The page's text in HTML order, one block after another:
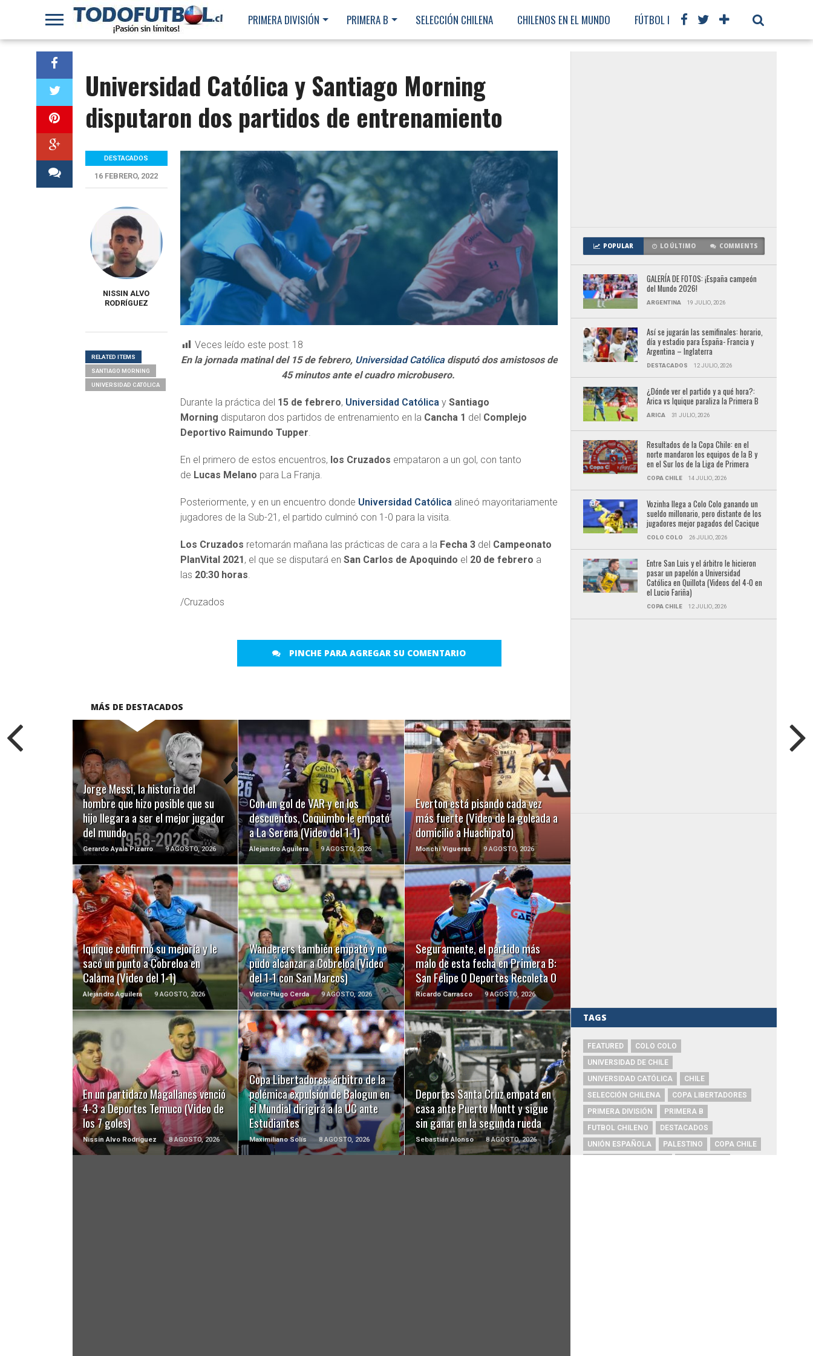
PRIMERA DIVISIÓN PRIMERA B SELECCIÓN CHILENA CHILENOS EN EL MUNDO FÚTBOL INTERNACIONAL
Universidad Católica y Santiago Morning
disputaron dos partidos de entrenamiento
Veces leído este post: 18
En la jornada matinal del 15 de febrero, Universidad Católicadisputó dos amistosos de
45 minutos ante el cuadro microbusero.
Durante la práctica del 15 de febrero, Universidad Católica ySantiago
Morning disputaron dos partidos de entrenamiento en la Cancha 1 del Complejo
Deportivo Raimundo Tupper.
En el primero de estos encuentros, los Cruzados empataron a un gol, con tanto
de Lucas Melano para La Franja.
Posteriormente, y en un encuentro donde Universidad Católica alineó mayoritariamente
jugadores de la Sub-21, el partido culminó con 1-0 para la visita.
Los Cruzados retomarán mañana las prácticas de cara a la Fecha 3 del Campeonato
PlanVital 2021 , el que se disputará enSan Carlos de Apoquindo el 20 de febrero a
las 20:30 horas.
/Cruzados
PINCHE PARA AGREGAR SU COMENTARIO
DESTACADOS
16 FEBRERO, 2022
NISSIN ALVO
RODRÍGUEZ
RELATED ITEMS
SANTIAGO MORNING
UNIVERSIDAD CATÓLICA
MÁS DE DESTACADOS
Jorge Messi, la historia del
hombre que hizo posible que su
hijo llegara a ser el mejor jugador
del mundo
Gerardo Ayala Pizarro 9 AGOSTO, 2026
LEER MÁS
Con un gol de VAR y en los
descuentos, Coquimbo le empató
a La Serena (Video del 1-1)
Alejandro Aguilera 9 AGOSTO, 2026
LEER MÁS
Everton está pisando cada vez
más fuerte (Video de la goleada a
domicilio a Huachipato)
Monchi Vigueras 9 AGOSTO, 2026
LEER MÁS
Iquique confirmó su mejoría y le
sacó un punto a Cobreloa en
Calama (Video del 1-1)
Alejandro Aguilera 9 AGOSTO, 2026
LEER MÁS
Wanderers también empató y no
pudo alcanzar a Cobreloa (Video
del 1-1 con San Marcos)
Victor Hugo Cerda 9 AGOSTO, 2026
LEER MÁS
Seguramente, el partido más
malo de esta fecha en Primera B:
San Felipe 0 Deportes Recoleta 0
Ricardo Carrasco 9 AGOSTO, 2026
LEER MÁS
En un partidazo Magallanes venció
4-3 a Deportes Temuco (Video de
los 7 goles)
Nissin Alvo Rodríguez 8 AGOSTO, 2026
LEER MÁS
Copa Libertadores: árbitro de la
polémica expulsión de Balogun en
el Mundial dirigirá a la UC ante
Estudiantes
Maximiliano Solís 8 AGOSTO, 2026
LEER MÁS
Deportes Santa Cruz empata en
casa ante Puerto Montt y sigue
sin ganar en la segunda rueda
Sebastián Alonso 8 AGOSTO, 2026
LEER MÁS
POPULAR LO ÚLTIMO COMMENTS
GALERÍA DE FOTOS: ¡España campeón
del Mundo 2026!
ARGENTINA 19 JULIO, 2026
Así se jugarán las semifinales: horario,
día y estadio para España- Francia y
Argentina – Inglaterra
DESTACADOS 12 JULIO, 2026
¿Dónde ver el partido y a qué hora?:
Arica vs Iquique paraliza la Primera B
ARICA 31 JULIO, 2026
Resultados de la Copa Chile: en el
norte mandaron los equipos de la B y
en el Sur los de la Liga de Primera
COPA CHILE 14 JULIO, 2026
Vozinha llega a Colo Colo ganando un
sueldo millonario, pero distante de los
jugadores mejor pagados del Cacique
COLO COLO 26 JULIO, 2026
Entre San Luis y el árbitro le hicieron
pasar un papelón a Universidad
Católica en Quillota (Videos del 4-0 en
el Lucio Fariña)
COPA CHILE 12 JULIO, 2026
TAGS
FEATURED
COLO COLO
UNIVERSIDAD DE CHILE
UNIVERSIDAD CATÓLICA
CHILE
SELECCIÓN CHILENA
COPA LIBERTADORES
PRIMERA DIVISIÓN
PRIMERA B
FUTBOL CHILENO
DESTACADOS
UNIÓN ESPAÑOLA
PALESTINO
COPA CHILE